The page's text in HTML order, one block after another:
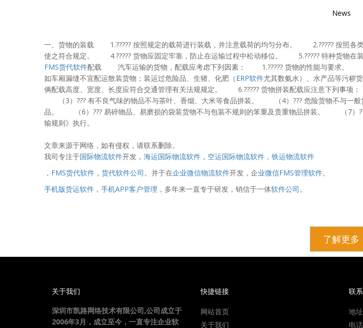
News
一、货物的装载 1.????? 按照规定的载荷进行装载，并注意载荷的均匀分布。 2.????? 按照各
使之符合规定。 4.????? 货物应固定牢靠，防止在运输过程中松动移位。 5.????? 特种货物在
FMS货代软件配载 汽车运输的货物，配载应考虑下列因素： 1.????? 货物的性能与要求。
如车厢漏缝不宜配运散装货物；装运过危险品、生猪、化肥（ERP软件尤其数氨水）、水产品等污秽
俩配载高度、宽度、长度应符合交通管理有关法规规定。 6.????? 货物拼装配载应注意下列事项
（3）??? 有不良气味的物品不与茶叶、香烟、大米等食品拼装。 （4）??? 危险货物不与一
品。 （6）??? 易碎物品、易磨损的袋装货物不与包装不规则的笨重及贵重物品拼装。 （7）
输规则》执行。
文章来源于网络，如有侵权，请联系删除。
我司专注于国际物流软件开发， 海运国际物流软件 ， 空运国际物流软件 ， 铁运物流软件
， FMS货代软件 ， 货代软件公司。并于在企业微信物流软件开发，企业微信FMS管理软件。
手机版货运软件 ， 手机APP客户管理 ，多年来一直专于研发，销信于一体软件公司。
了解更多
关于我们
深圳市凯路网络技术有限公司,公司成立于
2006年3月，成立至今，一直专注企业软
快捷链接
网站首页
关于我们
联
地
电